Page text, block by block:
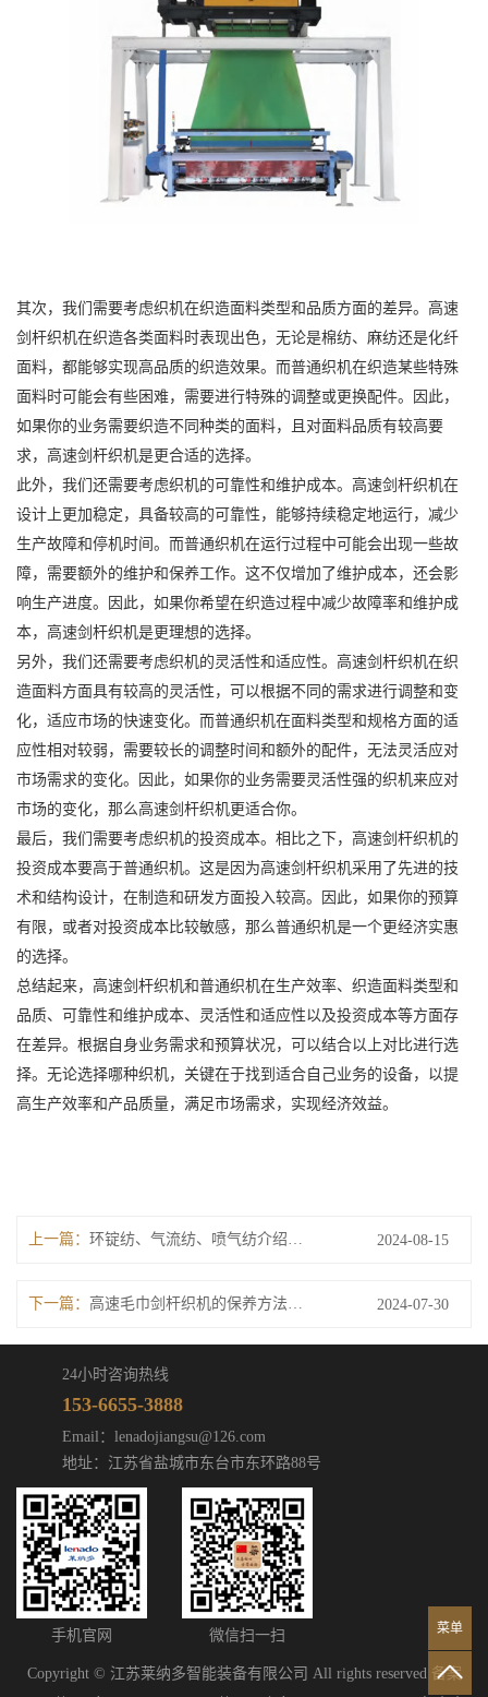
其次，我们需要考虑织机在织造面料类型和品质方面的差异。高速
剑杆织机在织造各类面料时表现出色，无论是棉纺、麻纺还是化纤
面料，都能够实现高品质的织造效果。而普通织机在织造某些特殊
面料时可能会有些困难，需要进行特殊的调整或更换配件。因此，
如果你的业务需要织造不同种类的面料，且对面料品质有较高要
求，高速剑杆织机是更合适的选择。
此外，我们还需要考虑织机的可靠性和维护成本。高速剑杆织机在
设计上更加稳定，具备较高的可靠性，能够持续稳定地运行，减少
生产故障和停机时间。而普通织机在运行过程中可能会出现一些故
障，需要额外的维护和保养工作。这不仅增加了维护成本，还会影
响生产进度。因此，如果你希望在织造过程中减少故障率和维护成
本，高速剑杆织机是更理想的选择。
另外，我们还需要考虑织机的灵活性和适应性。高速剑杆织机在织
造面料方面具有较高的灵活性，可以根据不同的需求进行调整和变
化，适应市场的快速变化。而普通织机在面料类型和规格方面的适
应性相对较弱，需要较长的调整时间和额外的配件，无法灵活应对
市场需求的变化。因此，如果你的业务需要灵活性强的织机来应对
市场的变化，那么高速剑杆织机更适合你。
最后，我们需要考虑织机的投资成本。相比之下，高速剑杆织机的
投资成本要高于普通织机。这是因为高速剑杆织机采用了先进的技
术和结构设计，在制造和研发方面投入较高。因此，如果你的预算
有限，或者对投资成本比较敏感，那么普通织机是一个更经济实惠
的选择。
总结起来，高速剑杆织机和普通织机在生产效率、织造面料类型和
品质、可靠性和维护成本、灵活性和适应性以及投资成本等方面存
在差异。根据自身业务需求和预算状况，可以结合以上对比进行选
择。无论选择哪种织机，关键在于找到适合自己业务的设备，以提
高生产效率和产品质量，满足市场需求，实现经济效益。
上一篇： 2024-08-15
下一篇： 2024-07-30
菜单
24小时咨询热线
153-6655-3888
Email：lenadojiangsu@126.com
地址：江苏省盐城市东台市东环路88号
手机官网 微信扫一扫
Copyright © 江苏莱纳多智能装备有限公司 All rights reserved 备案